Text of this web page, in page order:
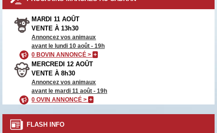
MARDI 11 AOÛT
VENTE À 13h30
Annoncez vos animaux
avant le lundi 10 août - 19h
0 BOVIN ANNONCÉ >+
MERCREDI 12 AOÛT
VENTE À 8h30
Annoncez vos animaux
avant le mardi 11 août - 19h
0 OVIN ANNONCÉ >+
FLASH INFO